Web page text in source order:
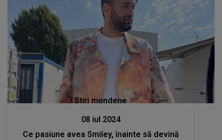
Stiri mondene
08 iul 2024
Ce pasiune avea Smiley, înainte să devină